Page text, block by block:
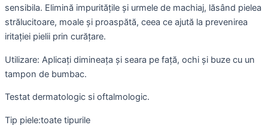
sensibila. Elimină impuritățile și urmele de machiaj, lăsând pielea
strălucitoare, moale și proaspătă, ceea ce ajută la prevenirea
iritației pielii prin curățare.
Utilizare: Aplicați dimineața și seara pe față, ochi și buze cu un
tampon de bumbac.
Testat dermatologic si oftalmologic.
Tip piele:toate tipurile